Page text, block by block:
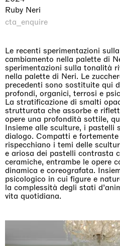
Ruby Neri
cta_enquire
Le recenti sperimentazioni
cambiamento nella palette di
sperimentazioni sulla tonalità
nella palette di Neri. Le
precedenti sono sostituite qui
profondi, organici, terrosi e
La stratificazione di smalti
strutturata che assorbe e
opere una profondità sottile,
Insieme alle sculture, i pastelli
dialogo. Compatti e
rispecchiano i temi delle
e ariosa dei pastelli contrasta
ceramiche, entrambe le opere
dinamica e coreografata.
psicologico in cui figure e
la complessità degli stati
vita quotidiana.